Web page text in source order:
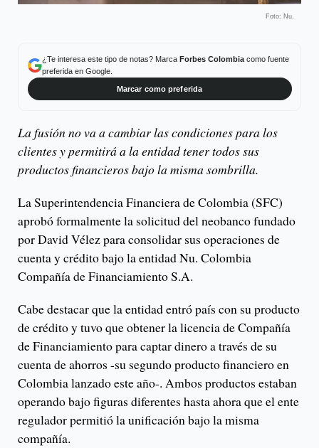
Foto: Nu.
¿Te interesa este tipo de notas? Marca Forbes Colombiacomo fuente
preferida en Google.
Marcar como preferida
La fusión no va a cambiar las condiciones para los
clientes y permitirá a la entidad tener todos sus
productos financieros bajo la misma sombrilla.
La Superintendencia Financiera de Colombia (SFC)
aprobó formalmente la solicitud del neobanco fundado
por David Vélez para consolidar sus operaciones de
cuenta y crédito bajo la entidad Nu. Colombia
Compañía de Financiamiento S.A.
Cabe destacar que la entidad entró país con su producto
de crédito y tuvo que obtener la licencia de Compañía
de Financiamiento para captar dinero a través de su
cuenta de ahorros -su segundo producto financiero en
Colombia lanzado este año-. Ambos productos estaban
operando bajo figuras diferentes hasta ahora que el ente
regulador permitió la unificación bajo la misma
compañía.